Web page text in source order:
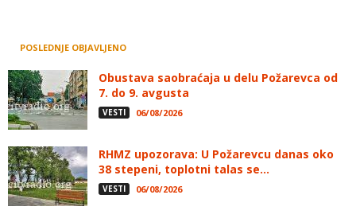
POSLEDNJE OBJAVLJENO
Obustava saobraćaja u delu Požarevca od
7. do 9. avgusta
VESTI 06/08/2026
RHMZ upozorava: U Požarevcu danas oko
38 stepeni, toplotni talas se...
VESTI 06/08/2026